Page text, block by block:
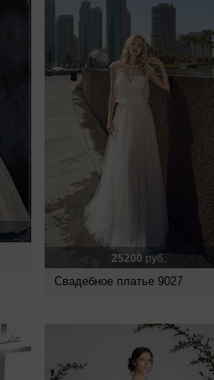
25200 руб.
Свадебное платье 9027